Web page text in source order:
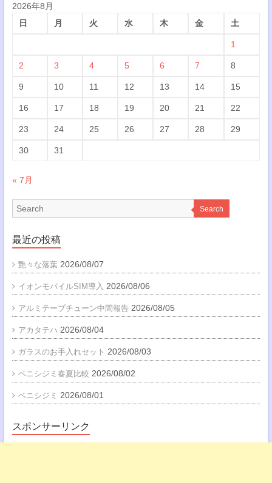
2026年8月
日
月 火 水 木 金 土
1
2 3 4 5 6 7 8
9 10 11 12 13 14 15
16 17 18 19 20 21 22
23 24 25 26 27 28 29
30 31
« 7月
Search
最近の投稿
艶々な落葉 2026/08/07
イオンモバイルSIM導入 2026/08/06
アルミテープチューン中間報告 2026/08/05
アカタテハ 2026/08/04
ガラスのお手入れセット 2026/08/03
ベニシジミ春夏比較 2026/08/02
ベニシジミ 2026/08/01
スポンサーリンク